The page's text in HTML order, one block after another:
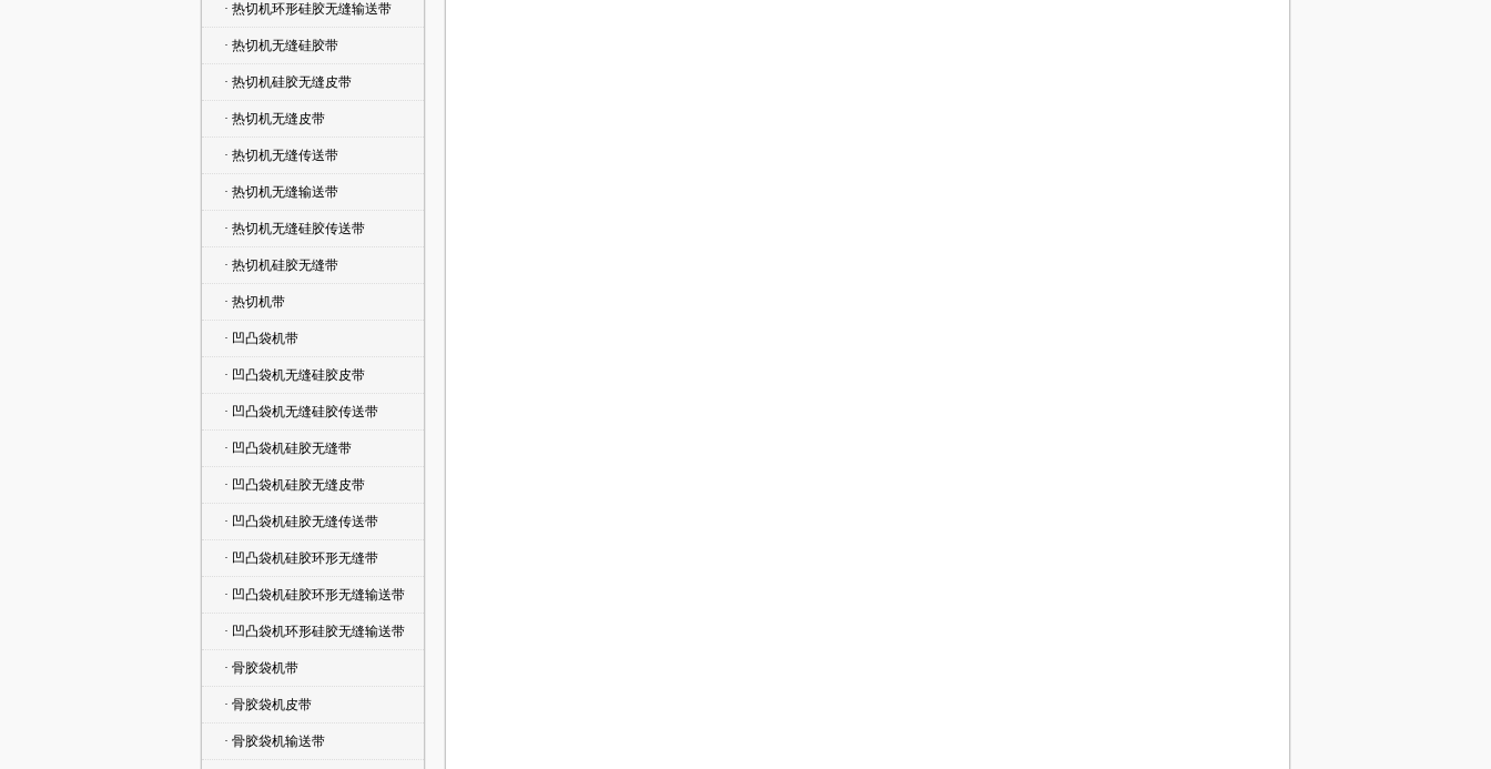
· 热切机环形硅胶无缝输送带
· 热切机无缝硅胶带
· 热切机硅胶无缝皮带
· 热切机无缝皮带
· 热切机无缝传送带
· 热切机无缝输送带
· 热切机无缝硅胶传送带
· 热切机硅胶无缝带
· 热切机带
· 凹凸袋机带
· 凹凸袋机无缝硅胶皮带
· 凹凸袋机无缝硅胶传送带
· 凹凸袋机硅胶无缝带
· 凹凸袋机硅胶无缝皮带
· 凹凸袋机硅胶无缝传送带
· 凹凸袋机硅胶环形无缝带
· 凹凸袋机硅胶环形无缝输送带
· 凹凸袋机环形硅胶无缝输送带
· 骨胶袋机带
· 骨胶袋机皮带
· 骨胶袋机输送带